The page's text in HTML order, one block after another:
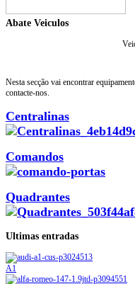
Abate Veiculos
Nesta secção vai encontrar
contacte-nos.
Centralinas
Comandos
Quadrantes
Ultimas entradas
A1